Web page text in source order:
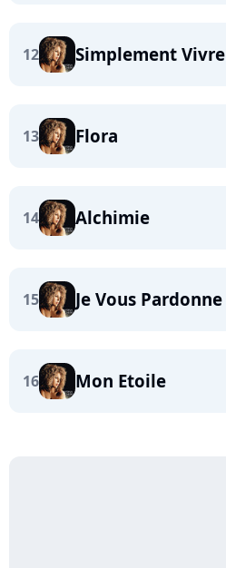
12 Simplement Vivre
13 Flora
14 Alchimie
15 Je Vous Pardonne
16 Mon Etoile